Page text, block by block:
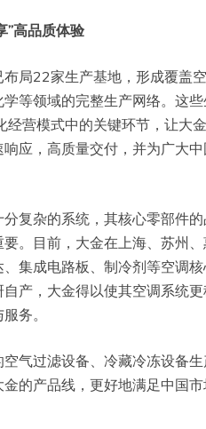
”高品质体验
局22家生产基地，形成覆盖
等领域的完整生产网络。这
经营模式中的关键环节，让大
应，高质量交付，并为广大
复杂的系统，其核心零部件
。目前，大金在上海、苏州
集成电路板、制冷剂等空调
产，大金得以使其空调系统
务。
气过滤设备、冷藏冷冻设备
的产品线，更好地满足中国